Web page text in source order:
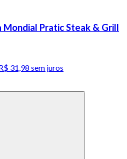
Pratic Steak & Grill
31,98 sem juros